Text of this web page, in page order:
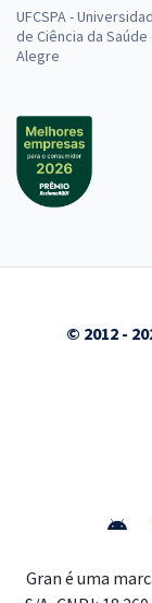
UFCSPA -
de Ciência da
Alegre
© 2012 -
Gran é uma